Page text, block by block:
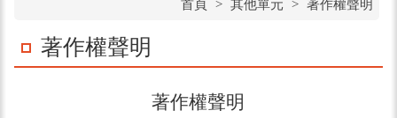
首頁 > 其他單元 > 著作權聲明
著作權聲明
著作權聲明